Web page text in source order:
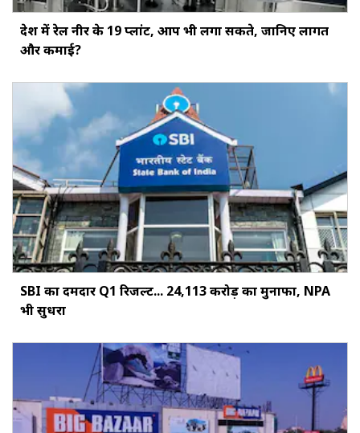
देश में रेल नीर के 19 प्लांट, आप भी लगा सकते, जानिए लागत
और कमाई?
SBI का दमदार Q1 रिजल्ट... ₹24,113 करोड़ का मुनाफा, NPA
भी सुधरा